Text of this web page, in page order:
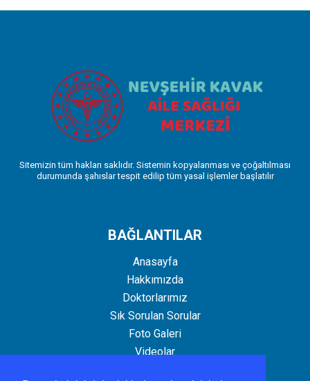
Sitemizin tüm hakları saklıdır. Sistemin kopyalanması ve çoğaltılması
durumunda şahıslar tespit edilip tüm yasal işlemler başlatılır
BAĞLANTILAR
Anasayfa
Hakkımızda
Doktorlarımız
Sık Sorulan Sorular
Foto Galeri
Videolar